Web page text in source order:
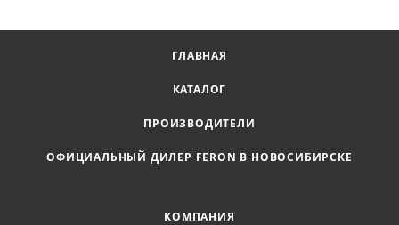
ГЛАВНАЯ
КАТАЛОГ
ПРОИЗВОДИТЕЛИ
ОФИЦИАЛЬНЫЙ ДИЛЕР FERON В НОВОСИБИРСКЕ
КОМПАНИЯ